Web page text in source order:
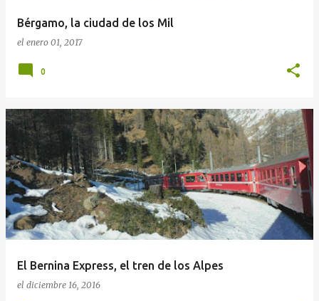
Bérgamo, la ciudad de los Mil
el enero 01, 2017
0
El Bernina Express, el tren de los Alpes
el diciembre 16, 2016